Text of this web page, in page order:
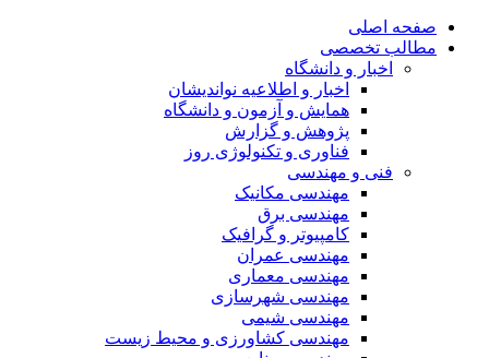
صفحه اصلی
مطالب تخصصی
اخبار و دانشگاه
اخبار و اطلاعیه نواندیشان
همایش و آزمون و دانشگاه
پژوهش و گزارش
فناوری و تکنولوژی روز
فنی و مهندسی
مهندسی مکانیک
مهندسی برق
کامپیوتر و گرافیک
مهندسی عمران
مهندسی معماری
مهندسی شهرسازی
مهندسی شیمی
مهندسی کشاورزی و محیط زیست